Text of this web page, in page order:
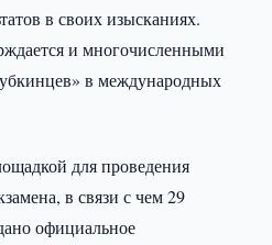
в своих изысканиях.
и многочисленными
в международных
для проведения
в связи с чем 29
официальное